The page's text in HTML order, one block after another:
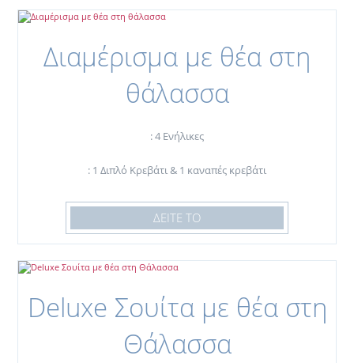
γεύσεις στις παραδοσιακές ταβέρνες του και
όμορφες στιγμές νυχτερινής διασκέδασης.
Με τη γνήσια, νησιώτικη φιλοξενία μας και τη
χαρακτηριστική κυκλαδίτικη ομορφιά του
άνετες διακοπές, είτε αναζητάτε τη
χαλάρωση, είτε είστε λάτρεις των
Διαμέρισμα με θέα στη
θάλασσα
: 4 Ενήλικες
: 1 Διπλό Κρεβάτι & 1 καναπές κρεβάτι
ΔΕΙΤΕ ΤΟ
Deluxe Σουίτα με θέα στη
Θάλασσα